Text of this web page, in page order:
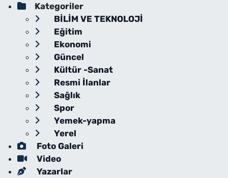
Kategoriler
BİLİM VE TEKNOLOJİ
Eğitim
Ekonomi
Güncel
Kültür -Sanat
Resmi İlanlar
Sağlık
Spor
Yemek-yapma
Yerel
Foto Galeri
Video
Yazarlar